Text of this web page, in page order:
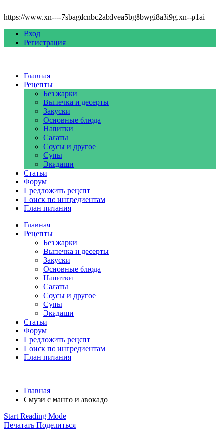
https://www.xn----7sbagdcnbc2abdvea5bg8bwgi8a3i9g.xn--p1ai
Вход
Регистрация
Главная
Рецепты
Без жарки
Выпечка и десерты
Закуски
Основные блюда
Напитки
Салаты
Соусы и другое
Супы
Экадаши
Статьи
Форум
Предложить рецепт
Поиск по ингредиентам
План питания
Главная
Рецепты
Без жарки
Выпечка и десерты
Закуски
Основные блюда
Напитки
Салаты
Соусы и другое
Супы
Экадаши
Статьи
Форум
Предложить рецепт
Поиск по ингредиентам
План питания
Главная
Смузи с манго и авокадо
Start Reading Mode
Печатать Поделиться